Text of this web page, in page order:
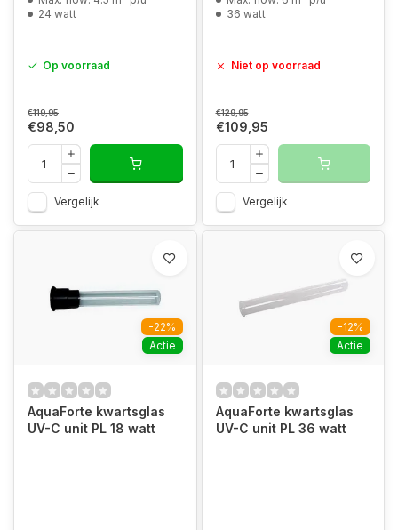
24 watt
Op voorraad
€119,95
€98,50
Vergelijk
36 watt
Niet op voorraad
€129,95
€109,95
Vergelijk
-22%
Actie
AquaForte kwartsglas
UV-C unit PL 18 watt
-12%
Actie
AquaForte kwartsglas
UV-C unit PL 36 watt